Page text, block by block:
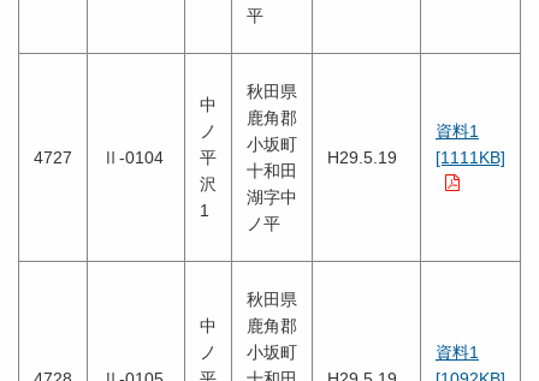
平
4727 Ⅱ-0104
中
ノ
平
沢
1
秋田県
鹿角郡
小坂町
十和田
湖字中
ノ平
H29.5.19
資料1
[1111KB]
中
ノ
秋田県
鹿角郡
小坂町
資料1